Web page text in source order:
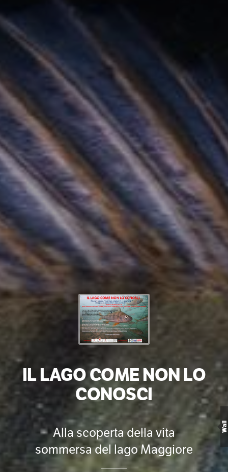
IL LAGO COME NON LO
CONOSCI
Alla scoperta della vita
sommersa del lago Maggiore
Wall